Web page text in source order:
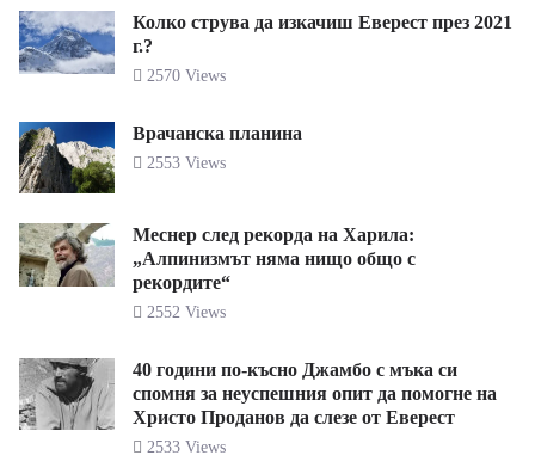
Колко струва да изкачиш Еверест през 2021
г.?
2570 Views
Врачанска планина
2553 Views
Меснер след рекорда на Харила:
„Алпинизмът няма нищо общо с
рекордите“
2552 Views
40 години по-късно Джамбо с мъка си
спомня за неуспешния опит да помогне на
Христо Проданов да слезе от Еверест
2533 Views